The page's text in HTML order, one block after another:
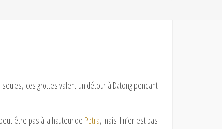
seules, ces grottes valent un détour à Datong pendant
être pas à la hauteur de Petra, mais il n’en est pas